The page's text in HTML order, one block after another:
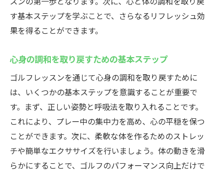
ストレスから解放されるゴルフレッスンの魅力
とは
ゴルフレッスンがストレスを軽減する理由
ストレス解消に効くゴルフレッスンのメカ
日々の疲れを癒すゴルフレッスンの方法
ゴルフレッスンで心も体もリフレッシュ
ストレスを跳ね返すゴルフレッスンの秘密
ゴルフレッスンで感じる心の開放感
心と体をリカバリーするゴルフレッスンの秘密
を探る
す基本ステップを学ぶことで、さらなるリフレッシュ効
果を得ることができます。
心身の調和を取り戻すための基本ステップ
ゴルフレッスンを通じて心身の調和を取り戻すために
は、いくつかの基本ステップを意識することが重要で
す。まず、正しい姿勢と呼吸法を取り入れることです。
これにより、プレー中の集中力を高め、心の平穏を保つ
ことができます。次に、柔軟な体を作るためのストレッ
チや簡単なエクササイズを行いましょう。体の動きを滑
らかにすることで、ゴルフのパフォーマンス向上だけで